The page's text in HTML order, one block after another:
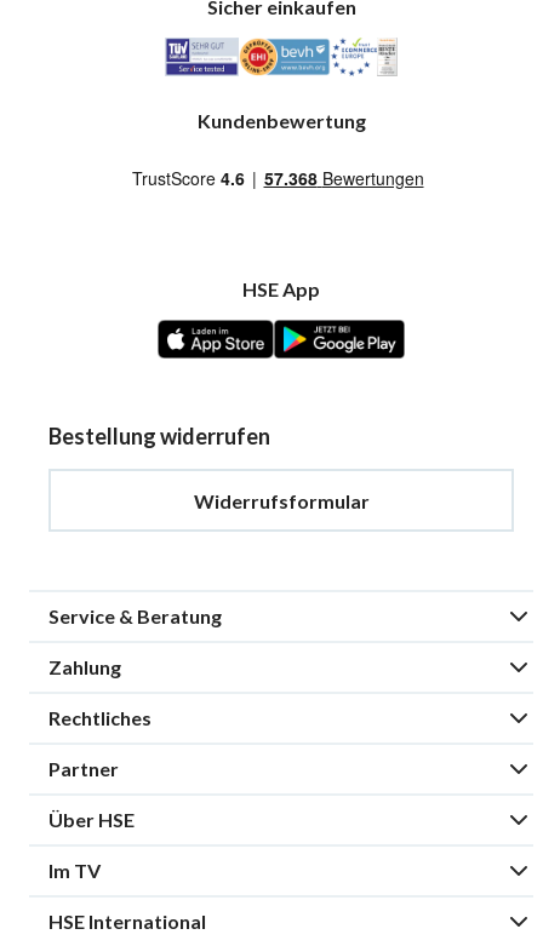
Sicher einkaufen
Kundenbewertung
HSE App
Bestellung widerrufen
Widerrufsformular
Service & Beratung
Zahlung
Rechtliches
Partner
Über HSE
Im TV
HSE International